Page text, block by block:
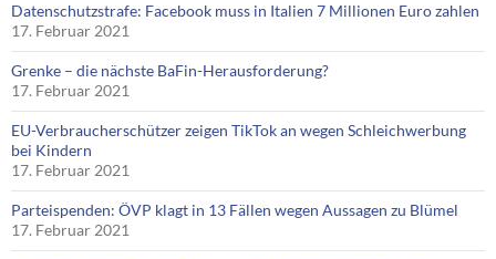
Datenschutzstrafe: Facebook muss in Italien 7 Millionen Euro zahlen
17. Februar 2021
Grenke – die nächste BaFin-Herausforderung?
17. Februar 2021
EU-Verbraucherschützer zeigen TikTok an wegen Schleichwerbung
bei Kindern
17. Februar 2021
Parteispenden: ÖVP klagt in 13 Fällen wegen Aussagen zu Blümel
17. Februar 2021